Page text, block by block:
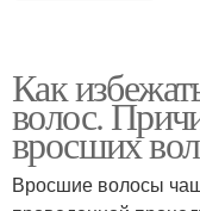
Как
волос.
вросших
Вросшие волосы